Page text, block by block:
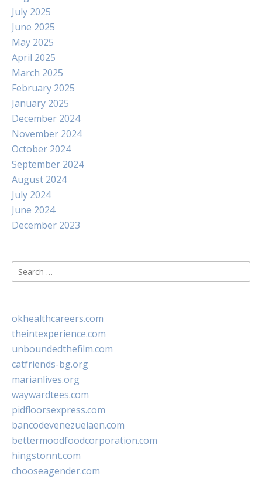
July 2025
June 2025
May 2025
April 2025
March 2025
February 2025
January 2025
December 2024
November 2024
October 2024
September 2024
August 2024
July 2024
June 2024
December 2023
Search
for:
okhealthcareers.com
theintexperience.com
unboundedthefilm.com
catfriends-bg.org
marianlives.org
waywardtees.com
pidfloorsexpress.com
bancodevenezuelaen.com
bettermoodfoodcorporation.com
hingstonnt.com
chooseagender.com